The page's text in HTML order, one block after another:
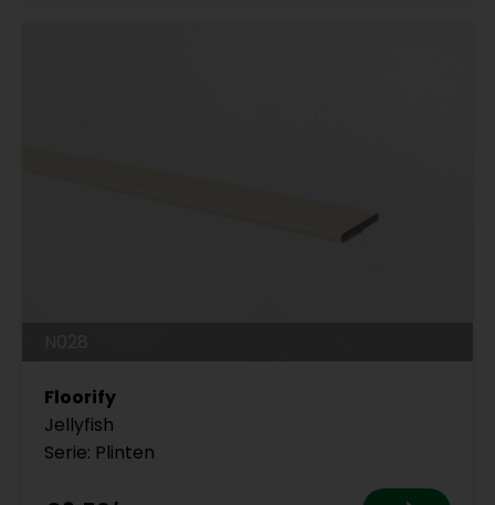
Floorify
Jellyfish
Serie: Plinten